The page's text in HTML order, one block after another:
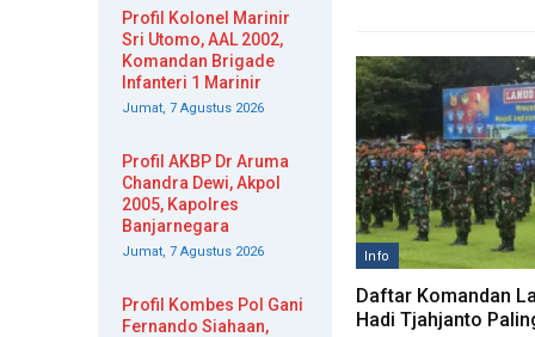
Info
Daftar Komandan
Hadi Tjahjanto
Profil Kolonel Marinir
Sri Utomo, AAL 2002,
Komandan Brigade
Infanteri 1 Marinir
Jumat, 7 Agustus 2026
Profil AKBP Dr Aruma
Chandra Dewi, Akpol
2005, Kapolres
Banjarnegara
Jumat, 7 Agustus 2026
Profil Kombes Pol Gani
Fernando Siahaan,